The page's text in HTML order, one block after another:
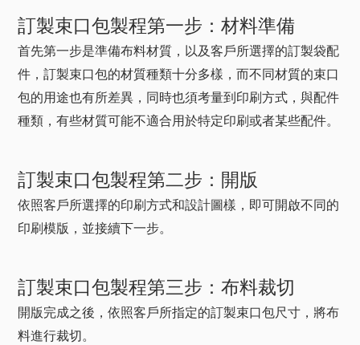
訂製束口包製程第一步：材料準備
首先第一步是準備布料材質，以及客戶所選擇的訂製袋配
件，訂製束口包的材質種類十分多樣，而不同材質的束口
包的用途也有所差異，同時也須考量到印刷方式，與配件
種類，有些材質可能不適合用於特定印刷或者某些配件。
訂製束口包製程第二步：開版
依照客戶所選擇的印刷方式和設計圖樣，即可開啟不同的
印刷模版，並接續下一步。
訂製束口包製程第三步：布料裁切
開版完成之後，依照客戶所指定的訂製束口包尺寸，將布
料進行裁切。